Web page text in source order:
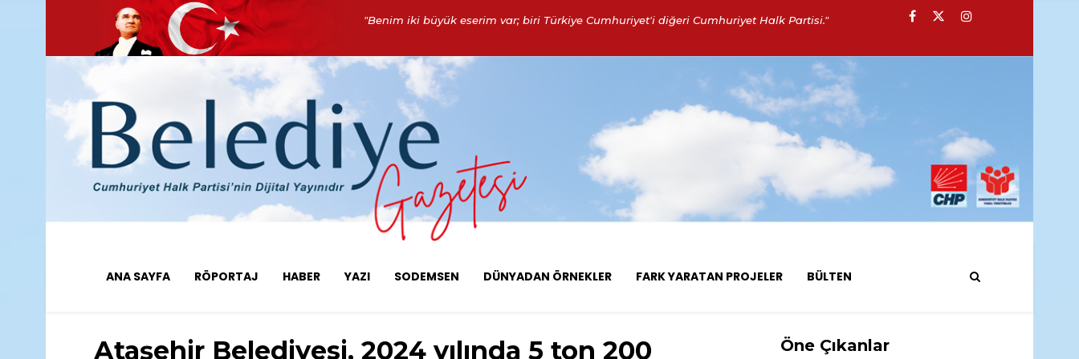
"Benim iki büyük eserim var; biri Türkiye Cumhuriyet'i diğeri Cumhuriyet Halk Partisi."
ANA SAYFA RÖPORTAJ HABER YAZI SODEMSEN DÜNYADAN ÖRNEKLER FARK YARATAN PROJELER BÜLTEN
Ataşehir Belediyesi, 2024 yılında 5 ton 200 Öne Çıkanlar